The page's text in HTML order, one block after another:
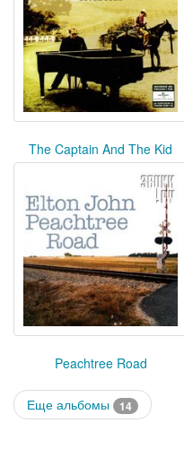
The Captain And The Kid
Peachtree Road
Еще альбомы 14